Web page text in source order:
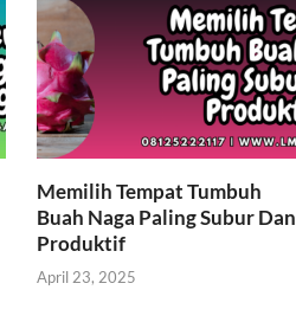
Memilih Tempat Tumbuh
Buah Naga Paling Subur Dan
Produktif
April 23, 2025